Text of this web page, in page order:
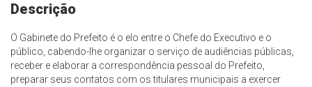
Descrição
O Gabinete do Prefeito é o elo entre o Chefe do Executivo e o
público, cabendo-lhe organizar o serviço de audiências públicas,
receber e elaborar a correspondência pessoal do Prefeito,
preparar seus contatos com os titulares municipais a exercer